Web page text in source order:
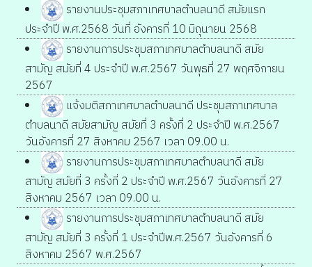
รายงานประชุมสภาเทศบาลตำบลนาดี สมัยแรก
ประจำปี พ.ศ.2568 วันที่ อังคารที่ 10 มิถุนายน 2568
รายงานการประชุมสภาเทศบาลตำบลนาดี สมัย
สามัญ สมัยที่ 4 ประจำปี พ.ศ.2567 วันพุธที่ 27 พฤศจิกายน
2567
แจ้งมติสภาเทศบาลตำบลนาดี ประชุมสภาเทศบาล
ตำบลนาดี สมัยสามัญ สมัยที่ 3 ครั้งที่ 2 ประจำปี พ.ศ.2567
วันอังคารที่ 27 สิงหาคม 2567 เวลา 09.00 น.
รายงานการประชุมสภาเทศบาลตำบลนาดี สมัย
สามัญ สมัยที่ 3 ครั้งที่ 2 ประจำปี พ.ศ.2567 วันอังคารที่ 27
สิงหาคม 2567 เวลา 09.00 น.
รายงานการประชุมสภาเทศบาลตำบลนาดี สมัย
สามัญ สมัยที่ 3 ครั้งที่ 1 ประจำปีพ.ศ.2567 วันอังคารที่ 6
สิงหาคม 2567 พ.ศ.2567